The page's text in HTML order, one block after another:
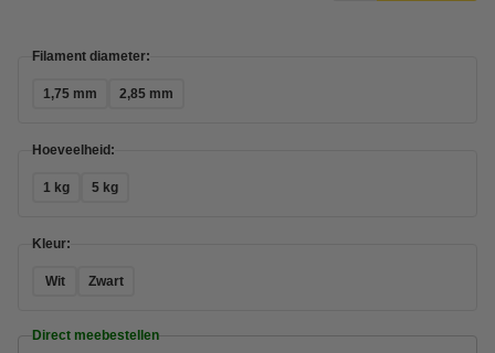
Filament diameter:
1,75 mm 2,85 mm
Hoeveelheid:
1 kg 5 kg
Kleur:
Wit Zwart
Direct meebestellen